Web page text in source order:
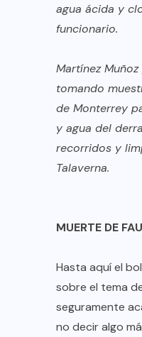
agua ácida y
funcionario.
Martínez
tomando
de Monterrey
y agua del
recorridos y
Talaverna.
MUERTE DE
Hasta aquí el
sobre el tema
seguramente
no decir algo